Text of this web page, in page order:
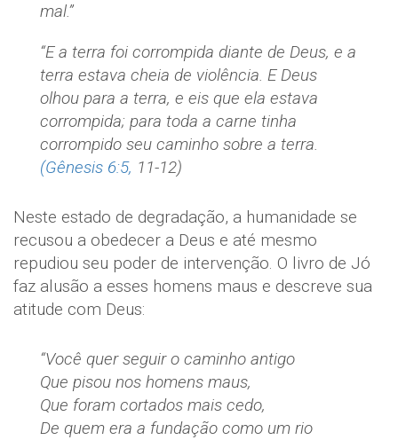
mal.”
“E a terra foi corrompida diante de Deus, e a
terra estava cheia de violência. E Deus
olhou para a terra, e eis que ela estava
corrompida; para toda a carne tinha
corrompido seu caminho sobre a terra.
(Gênesis 6:5, 11-12)
Neste estado de degradação, a humanidade se
recusou a obedecer a Deus e até mesmo
repudiou seu poder de intervenção. O livro de Jó
faz alusão a esses homens maus e descreve sua
atitude com Deus:
“Você quer seguir o caminho antigo
Que pisou nos homens maus,
Que foram cortados mais cedo,
De quem era a fundação como um rio